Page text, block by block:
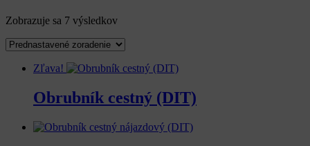
Zobrazuje sa 7 výsledkov
Zľava!
Obrubník cestný (DIT)